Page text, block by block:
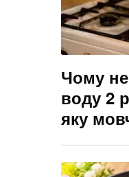
Чому
воду 2
яку